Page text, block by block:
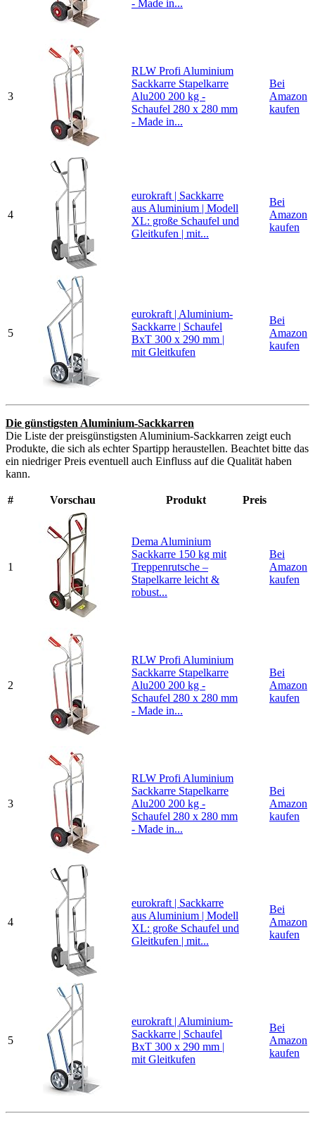
- Made in...
3
RLW Profi Aluminium
Sackkarre Stapelkarre
Alu200 200 kg -
Schaufel 280 x 280 mm
- Made in...
Bei
Amazon
kaufen
4
eurokraft | Sackkarre
aus Aluminium | Modell
XL: große Schaufel und
Gleitkufen | mit...
Bei
Amazon
kaufen
5
eurokraft | Aluminium-
Sackkarre | Schaufel
BxT 300 x 290 mm |
mit Gleitkufen
Bei
Amazon
kaufen
Die günstigsten Aluminium-Sackkarren
Die Liste der preisgünstigsten Aluminium-Sackkarren zeigt euch
Produkte, die sich als echter Spartipp heraustellen. Beachtet bitte das
ein niedriger Preis eventuell auch Einfluss auf die Qualität haben
kann.
# Vorschau Produkt Preis
1
Dema Aluminium
Sackkarre 150 kg mit
Treppenrutsche –
Stapelkarre leicht &
robust...
Bei
Amazon
kaufen
2
RLW Profi Aluminium
Sackkarre Stapelkarre
Alu200 200 kg -
Schaufel 280 x 280 mm
- Made in...
Bei
Amazon
kaufen
3
RLW Profi Aluminium
Sackkarre Stapelkarre
Alu200 200 kg -
Schaufel 280 x 280 mm
- Made in...
Bei
Amazon
kaufen
4
eurokraft | Sackkarre
aus Aluminium | Modell
XL: große Schaufel und
Gleitkufen | mit...
Bei
Amazon
kaufen
5
eurokraft | Aluminium-
Sackkarre | Schaufel
BxT 300 x 290 mm |
mit Gleitkufen
Bei
Amazon
kaufen